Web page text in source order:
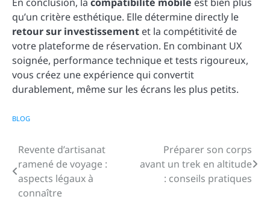
qu’un critère esthétique. Elle détermine directly le
retour sur investissement et la compétitivité de
votre plateforme de réservation. En combinant UX
soignée, performance technique et tests rigoureux,
vous créez une expérience qui convertit
durablement, même sur les écrans les plus petits.
BLOG
Navigation
de
l’article
Revente d’artisanat
ramené de voyage :
aspects légaux à
connaître
Préparer son corps
avant un trek en altitude
: conseils pratiques